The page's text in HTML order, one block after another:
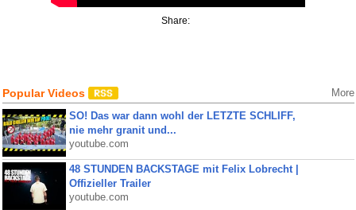
Share:
Popular Videos More
SO! Das war dann wohl der LETZTE SCHLIFF,
nie mehr granit und...
youtube.com
48 STUNDEN BACKSTAGE mit Felix Lobrecht |
Offizieller Trailer
youtube.com